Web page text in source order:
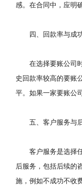
感。在合同中，应明
四、回款率与成
在选择要账公司时
史回款率较高的要账
平。如果一家要账公
五、客户服务与
客户服务是选择任
后服务，包括后续的
施，例如不成功不收